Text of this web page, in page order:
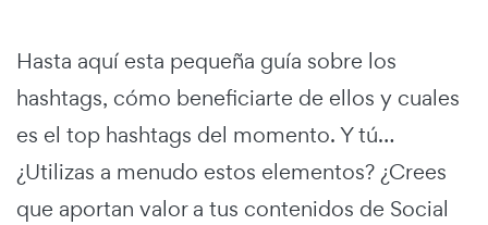
Hasta aquí esta pequeña guía sobre los
hashtags, cómo beneficiarte de ellos y cuales
es el top hashtags del momento. Y tú…
¿Utilizas a menudo estos elementos? ¿Crees
que aportan valor a tus contenidos de Social